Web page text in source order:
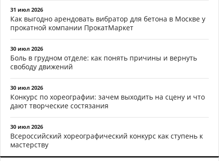
31 июл 2026
Как выгодно арендовать вибратор для бетона в Москве у
прокатной компании ПрокатМаркет
30 июл 2026
Боль в грудном отделе: как понять причины и вернуть
свободу движений
30 июл 2026
Конкурс по хореографии: зачем выходить на сцену и что
дают творческие состязания
30 июл 2026
Всероссийский хореографический конкурс как ступень к
мастерству